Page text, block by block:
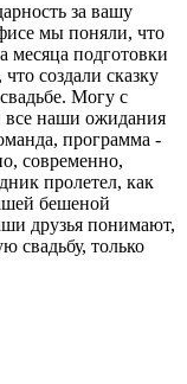
за вашу
мы поняли, что
месяца подготовки
создали сказку
Могу с
все наши ожидания
программа -
современно,
пролетел, как
бешеной
друзья понимают,
свадьбу, только